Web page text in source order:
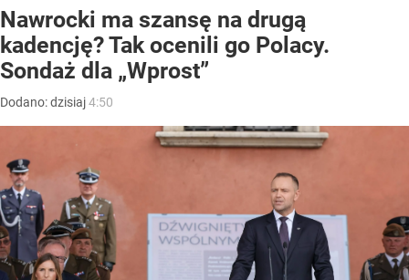
Nawrocki ma szansę na drugą
kadencję? Tak ocenili go Polacy.
Sondaż dla „Wprost”
Dodano:dzisiaj4:50